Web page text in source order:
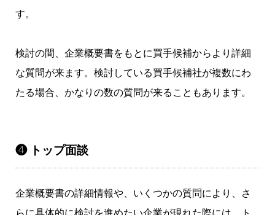
す。
検討の間、企業概要書をもとに買手候補からより詳細
な質問が来ます。検討している買手候補社が複数にわ
たる場合、かなりの数の質問が来ることもあります。
❹ トップ面談
企業概要書の詳細情報や、いくつかの質問により、さ
らに具体的に検討を進めたい企業が現れた際には、ト